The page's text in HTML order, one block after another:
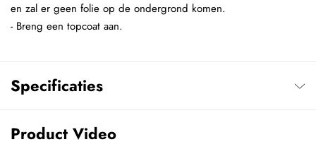
en zal er geen folie op de ondergrond komen.
- Breng een topcoat aan.
Specificaties
Product Video